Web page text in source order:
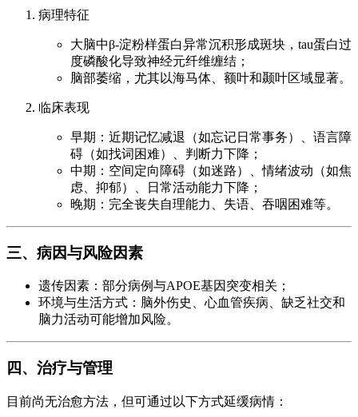
病理特征
大脑中β-淀粉样蛋白异常沉积形成斑块，tau蛋白过
度磷酸化导致神经元纤维缠结；
脑部萎缩，尤其以海马体、额叶和颞叶区域显著。
临床表现
早期：近期记忆减退（如忘记日常事务）、语言障
碍（如找词困难）、判断力下降；
中期：空间定向障碍（如迷路）、情绪波动（如焦
虑、抑郁）、日常活动能力下降；
晚期：完全丧失自理能力、失语、吞咽困难等。
三、病因与风险因素
遗传因素：部分病例与APOE基因突变相关；
环境与生活方式：脑外伤史、心血管疾病、缺乏社交和
脑力活动可能增加风险。
四、治疗与管理
目前尚无治愈方法，但可通过以下方式延缓病情：